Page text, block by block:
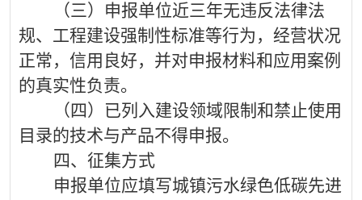
（三）申报单位近三年无违反法律法
规、工程建设强制性标准等行为，经营状况
正常，信用良好，并对申报材料和应用案例
的真实性负责。
（四）已列入建设领域限制和禁止使用
目录的技术与产品不得申报。
四、征集方式
申报单位应填写城镇污水绿色低碳先进